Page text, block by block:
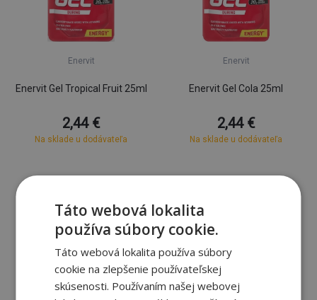
Enervit
Enervit Gel Tropical Fruit 25ml
2,44 €
Na sklade u dodávateľa
Enervit
Enervit Gel Cola 25ml
2,44 €
Na sklade u dodávateľa
Táto webová lokalita
používa súbory cookie.
Táto webová lokalita používa súbory
cookie na zlepšenie používateľskej
skúsenosti. Používaním našej webovej